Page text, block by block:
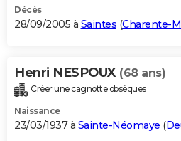
Décès
28/09/2005 à Saintes (Charente-
Henri NESPOUX (68 ans)
Créer une cagnotte obsèques
Naissance
23/03/1937 à Sainte-Néomaye (